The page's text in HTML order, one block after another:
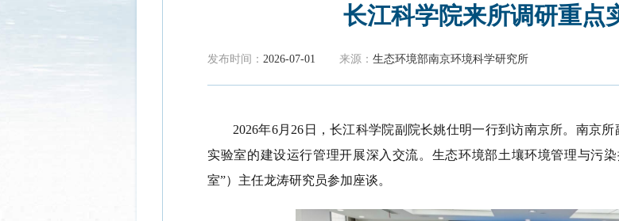
长江科学院来所调研重点
发布时间： 2026-07-01 来源： 生态环境部南京环境科学研究所
2026年6月 26 日，长江科学院副院长姚仕明一行到访南京所。南京所
实验室的建设运行管理开展深入交流。 生态环境部土壤环境管理与污
室”） 主任龙涛研究员参加座谈。